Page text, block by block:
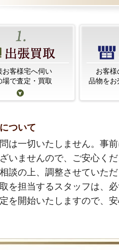
お客様宅へ伺い
場で査定・買取
お客様
品物をお
ついて
は一切いたしません。事
いませんので、ご安心く
談の上、調整させていただ
を担当するスタッフは、
を開始いたしますので、